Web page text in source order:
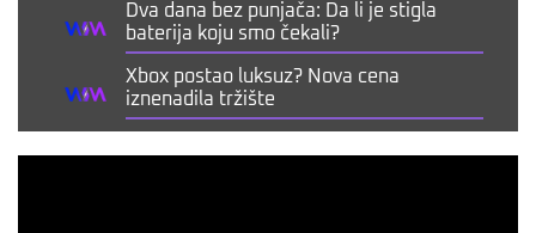
Dva dana bez punjača: Da li je stigla
baterija koju smo čekali?
Xbox postao luksuz? Nova cena
iznenadila tržište